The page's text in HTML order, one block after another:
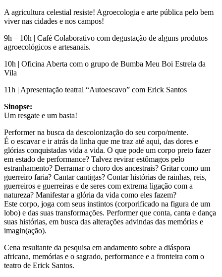
A agricultura celestial resiste! Agroecologia e arte pública pelo bem
viver nas cidades e nos campos!
9h – 10h | Café Colaborativo com degustação de alguns produtos
agroecológicos e artesanais.
10h | Oficina Aberta com o grupo de Bumba Meu Boi Estrela da
Vila
11h | Apresentação teatral “Autoescavo” com Erick Santos
Sinopse:
Um resgate e um basta!
Performer na busca da descolonização do seu corpo/mente.
É o escavar e ir atrás da linha que me traz até aqui, das dores e
glórias conquistadas vida a vida. O que pode um corpo preto fazer
em estado de performance? Talvez revirar estômagos pelo
estranhamento? Derramar o choro dos ancestrais? Gritar como um
guerreiro faria? Cantar cantigas? Contar histórias de rainhas, reis,
guerreiros e guerreiras e de seres com extrema ligação com a
natureza? Manifestar a glória da vida como eles fazem?
Este corpo, joga com seus instintos (corporificado na figura de um
lobo) e das suas transformações. Performer que conta, canta e dança
suas histórias, em busca das alterações advindas das memórias e
imagin(ação).
Cena resultante da pesquisa em andamento sobre a diáspora
africana, memórias e o sagrado, performance e a fronteira com o
teatro de Erick Santos.